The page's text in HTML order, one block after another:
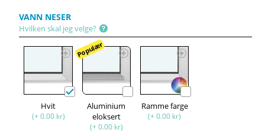
VANN NESER
Hvilken skal jeg velge?
Hvit
(+ 0.00 kr)
Populær
Aluminium
eloksert
(+ 0.00 kr)
Ramme farge
(+ 0.00 kr)